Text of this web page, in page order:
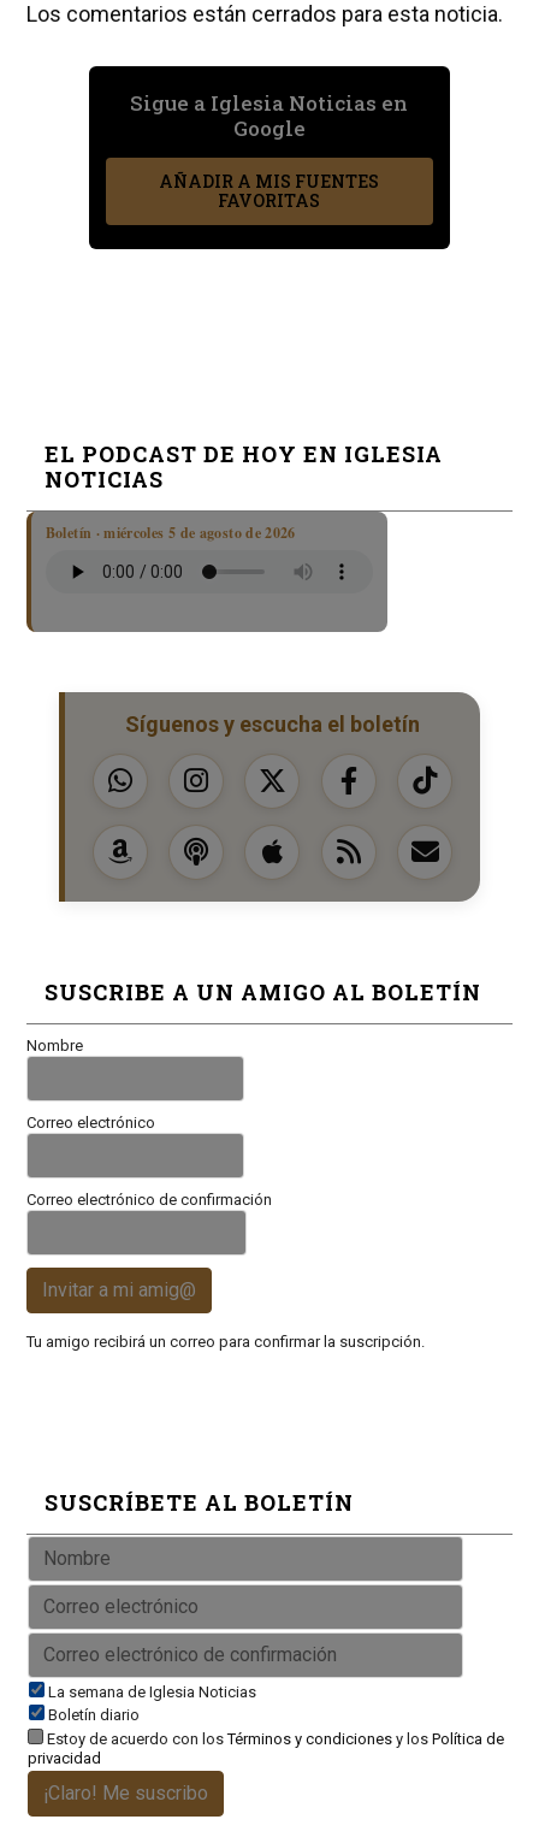
Los comentarios están cerrados para esta noticia.
Sigue a Iglesia Noticias en
Google
AÑADIR A MIS FUENTES
FAVORITAS
EL PODCAST DE HOY EN IGLESIA
NOTICIAS
Boletín · miércoles 5 de agosto de 2026
Síguenos y escucha el boletín
SUSCRIBE A UN AMIGO AL BOLETÍN
Nombre
Correo electrónico
Correo electrónico de confirmación
Invitar a mi amig@
Tu amigo recibirá un correo para confirmar la suscripción.
SUSCRÍBETE AL BOLETÍN
La semana de Iglesia Noticias
Boletín diario
Estoy de acuerdo con losTérminos y condicionesy los Política de
privacidad
¡Claro! Me suscribo